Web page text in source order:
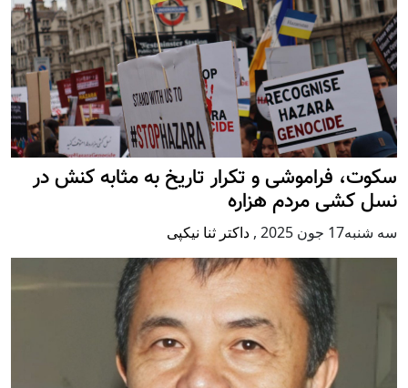
سکوت، فراموشی و تکرار تاريخ به مثابه کنش در
نسل کشی مردم هزاره
سه شنبه17 جون 2025 , داکتر ثنا نیکپی